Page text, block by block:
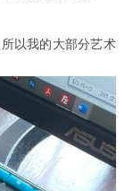
以我的大部分艺术